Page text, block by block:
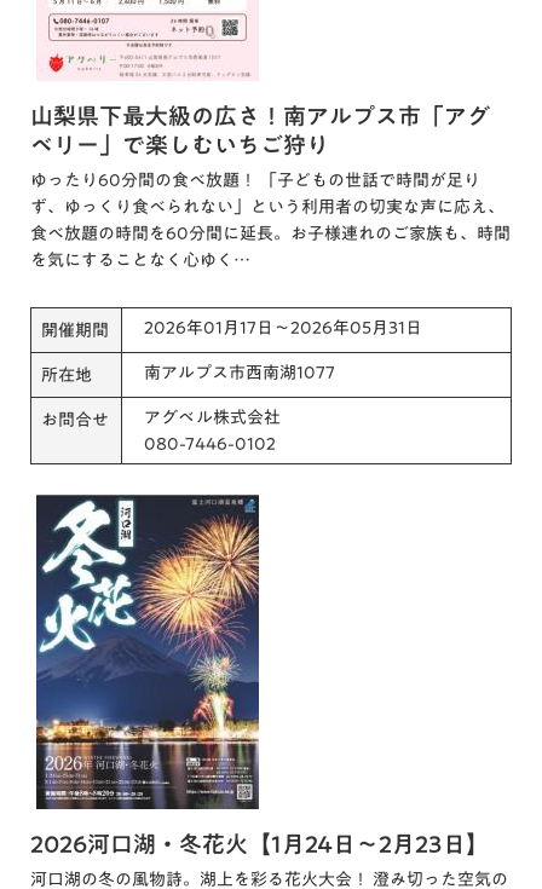
山梨県下最大級の広さ！南アルプス市「アグ
ベリー」で楽しむいちご狩り
ゆったり60分間の食べ放題！ 「子どもの世話で時間が足り
ず、ゆっくり食べられない」という利用者の切実な声に応え、
食べ放題の時間を60分間に延長。お子様連れのご家族も、時間
を気にすることなく心ゆく…
開催期間 2026年01月17日～2026年05月31日
所在地 南アルプス市西南湖1077
お問合せ
アグベル株式会社
080-7446-0102
2026河口湖・冬花火【1月24日～2月23日】
河口湖の冬の風物詩。湖上を彩る花火大会！ 澄み切った空気の